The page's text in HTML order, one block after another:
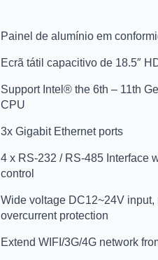
Painel de alumínio em
Ecrã tátil capacitivo de 18.5″
Support Intel® the 6th – 11th
CPU
3x Gigabit Ethernet ports
4 x RS-232 / RS-485 Interface
control
Wide voltage DC12~24V
overcurrent protection
Extend WIFI/3G/4G network